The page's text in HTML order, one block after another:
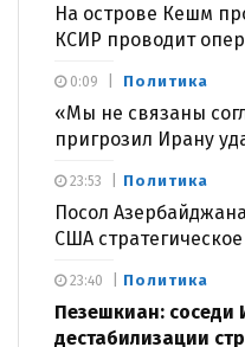
На острове Кешм
КСИР проводит
Политика
«Мы не связаны
пригрозил Ирану
0:09
Политика
Посол
США
23:53
Политика
Пезешкиан: соседи
дестабилизации
23:40